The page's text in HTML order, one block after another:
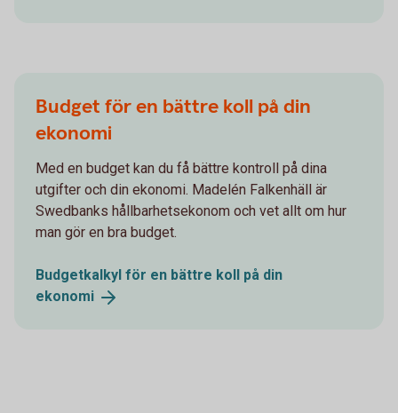
Budget för en bättre koll på din
ekonomi
Med en budget kan du få bättre kontroll på dina
utgifter och din ekonomi. Madelén Falkenhäll är
Swedbanks hållbarhetsekonom och vet allt om hur
man gör en bra budget.
Budgetkalkyl för en bättre koll på din
ekonomi